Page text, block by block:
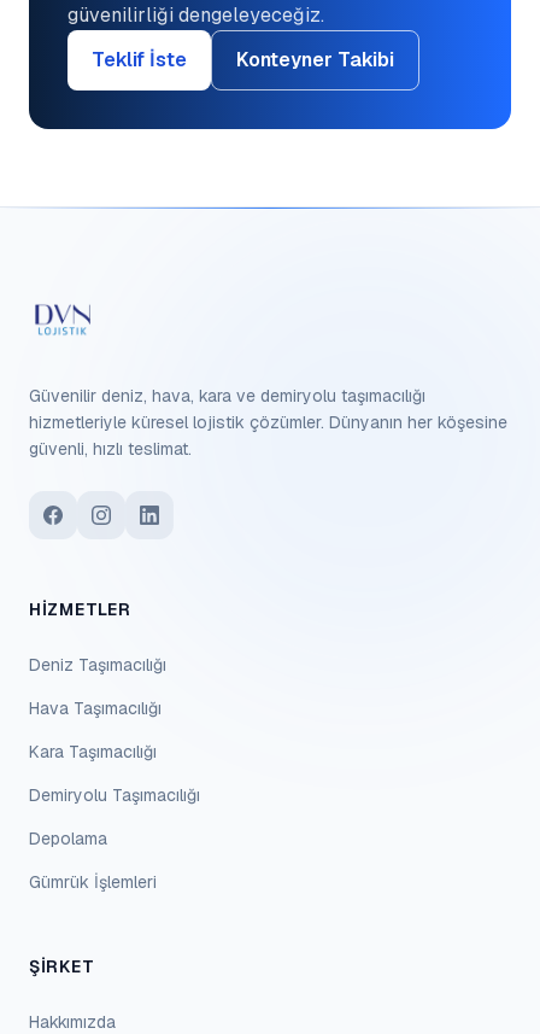
güvenilirliği dengeleyeceğiz.
Teklif İste
Konteyner Takibi
Güvenilir deniz, hava, kara ve demiryolu taşımacılığı
hizmetleriyle küresel lojistik çözümler. Dünyanın her köşesine
güvenli, hızlı teslimat.
HIZMETLER
Deniz Taşımacılığı
Hava Taşımacılığı
Kara Taşımacılığı
Demiryolu Taşımacılığı
Depolama
Gümrük İşlemleri
ŞIRKET
Hakkımızda